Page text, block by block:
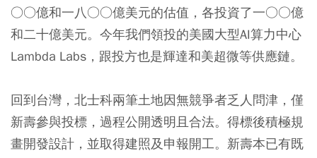
○○億和一八○○億美元的估值，各投資了一○○億
和二十億美元。今年我們領投的美國大型AI算力中心
Lambda Labs，跟投方也是輝達和美超微等供應鏈。
回到台灣，北士科兩筆土地因無競爭者乏人問津，僅
新壽參與投標，過程公開透明且合法。得標後積極規
畫開發設計，並取得建照及申報開工。新壽本已有既